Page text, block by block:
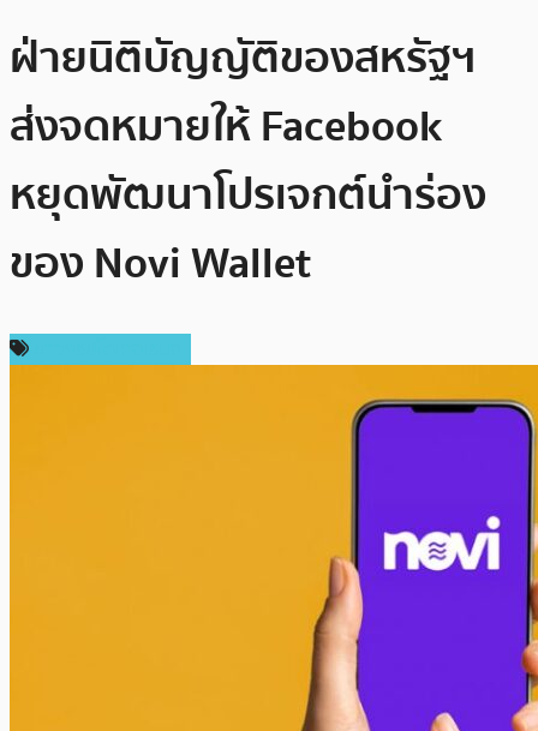
ฝ่ายนิติบัญญัติของสหรัฐฯ
ส่งจดหมายให้ Facebook
หยุดพัฒนาโปรเจกต์นำร่อง
ของ Novi Wallet